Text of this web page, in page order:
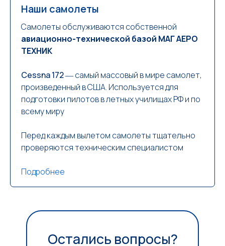
Наши самолеты
Самолеты обслуживаются собственной
авиационно-технической базой МАГ АЕРО
ТЕХНИК
Cessna 172― самый массовый в мире самолет,
произведенный в США. Используется для
подготовки пилотов в летных училищах РФ и по
всему миру
Перед каждым вылетом самолеты тщательно
проверяются техническим специалистом
Подробнее
Остались вопросы?